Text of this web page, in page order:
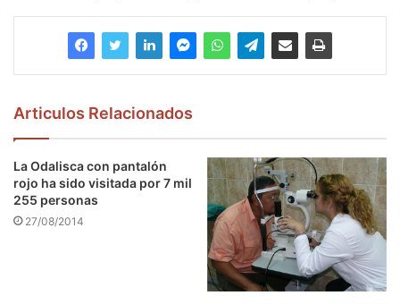
Articulos Relacionados
La Odalisca con pantalón
rojo ha sido visitada por 7 mil
255 personas
27/08/2014